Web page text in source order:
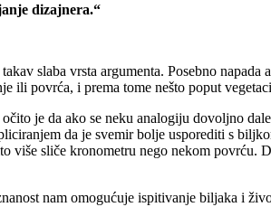
dizajnera.“
slaba vrsta argumenta. Posebno
ili povrća, i prema tome nešto poput
je da ako se neku analogiju dovoljno
da je svemir bolje usporediti s
sliče kronometru nego nekom povrću.
nam omogućuje ispitivanje biljaka i